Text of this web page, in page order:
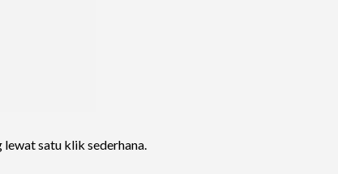
lewat satu klik sederhana.